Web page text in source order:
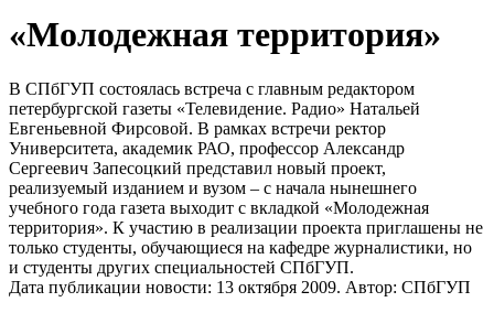
«Молодежная территория»
В СПбГУП состоялась встреча с главным редактором
петербургской газеты «Телевидение. Радио» Натальей
Евгеньевной Фирсовой. В рамках встречи ректор
Университета, академик РАО, профессор Александр
Сергеевич Запесоцкий представил новый проект,
реализуемый изданием и вузом – с начала нынешнего
учебного года газета выходит с вкладкой «Молодежная
территория». К участию в реализации проекта приглашены не
только студенты, обучающиеся на кафедре журналистики, но
и студенты других специальностей СПбГУП.
Дата публикации новости: 13 октября 2009. Автор: СПбГУП